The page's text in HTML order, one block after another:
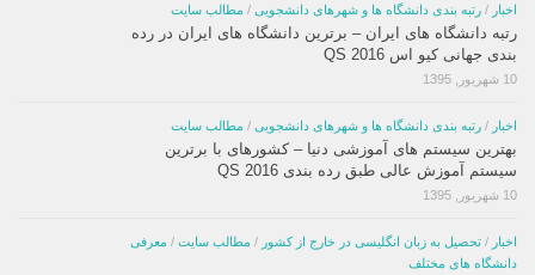
اخبار / رتبه بندی دانشگاه ها و شهرهای دانشجویی / مطالب سایت
رتبه دانشگاه های ایران – برترین دانشگاه های ایران در رده
بندی جهانی کیو اس QS 2016
10 شهریور, 1395
اخبار / رتبه بندی دانشگاه ها و شهرهای دانشجویی / مطالب سایت
بهترین سیستم های آموزشی دنیا – کشورهای با برترین
سیستم آموزش عالی طبق رده بندی QS 2016
10 شهریور, 1395
اخبار / تحصیل به زبان انگلیسی در خارج از کشور / مطالب سایت / معرفی
دانشگاه های مختلف